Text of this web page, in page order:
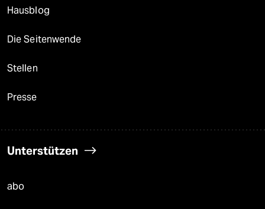
Hausblog
Die Seitenwende
Stellen
Presse
Unterstützen
abo